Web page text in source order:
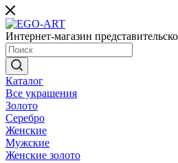
Интернет-магазин
Каталог
Все украшения
Золото
Серебро
Женские
Мужские
Женские золото